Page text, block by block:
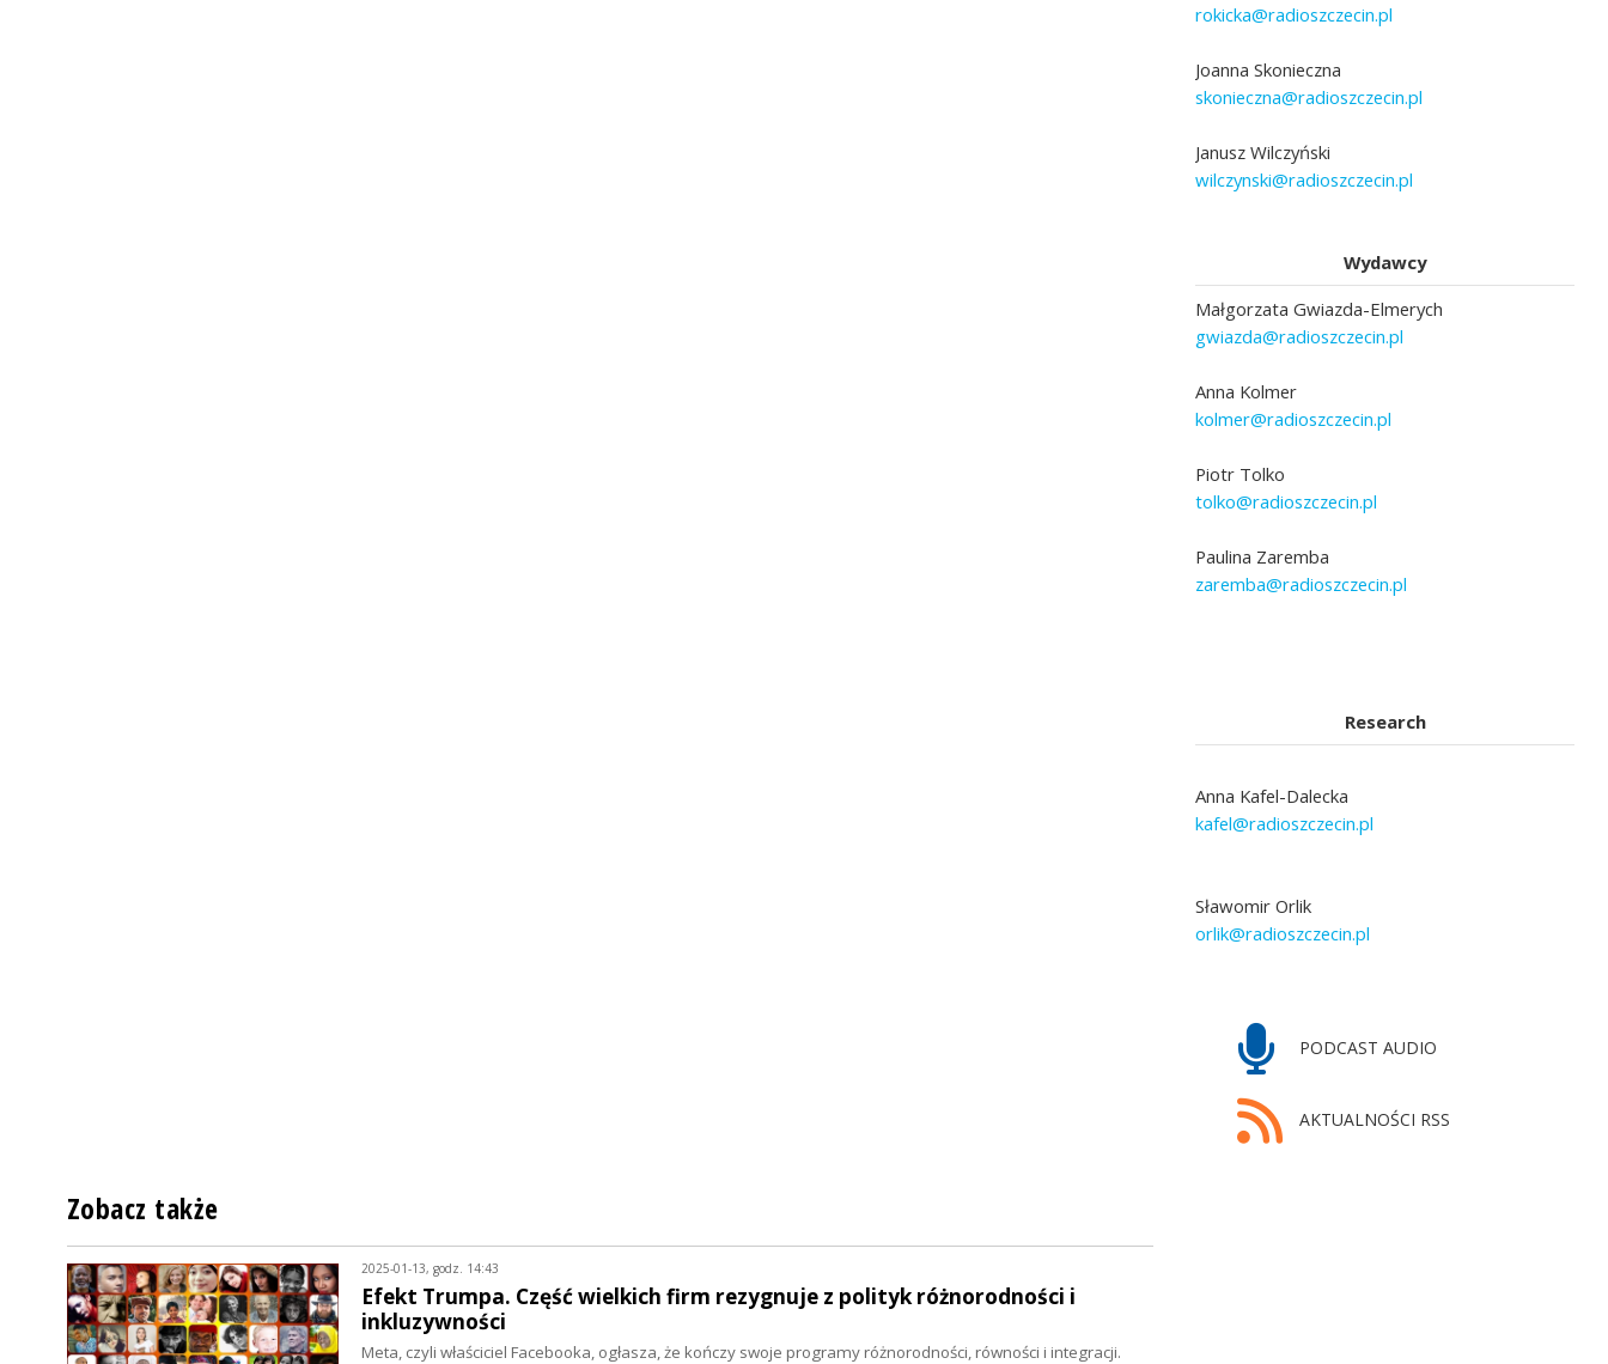
rokicka@radioszczecin.pl
Joanna Skonieczna
skonieczna@radioszczecin.pl
Janusz Wilczyński
wilczynski@radioszczecin.pl
Wydawcy
Małgorzata Gwiazda-Elmerych
gwiazda@radioszczecin.pl
Anna Kolmer
kolmer@radioszczecin.pl
Piotr Tolko
tolko@radioszczecin.pl
Paulina Zaremba
zaremba@radioszczecin.pl
Research
Anna Kafel-Dalecka
kafel@radioszczecin.pl
Sławomir Orlik
orlik@radioszczecin.pl
PODCAST AUDIO
AKTUALNOŚCI RSS
Zobacz także
2025-01-13, godz. 14:43
Efekt Trumpa. Część wielkich firm rezygnuje z polityk różnorodności i
inkluzywności
Meta, czyli właściciel Facebooka, ogłasza, że kończy swoje programy różnorodności, równości i integracji.